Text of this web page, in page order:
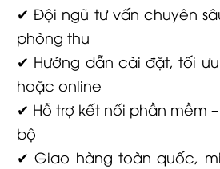
✔ Đội ngũ tư vấn chuyên
phòng thu
✔ Hướng dẫn cài đặt, tối
hoặc online
✔ Hỗ trợ kết nối phần mềm
bộ
✔ Giao hàng toàn quốc,